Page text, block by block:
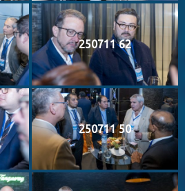
250711 62
250711 50